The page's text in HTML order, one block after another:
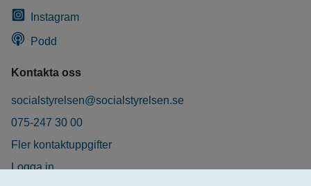
Instagram
Podd
Kontakta oss
socialstyrelsen@socialstyrelsen.se
075-247 30 00
Fler kontaktuppgifter
Logga in